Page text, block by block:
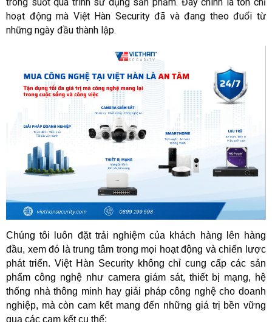
hoạt động mà Việt Hàn Security đã và đang theo đuổi từ
những ngày đầu thành lập.
Chúng tôi luôn đặt trải nghiệm của khách hàng lên hàng
đầu, xem đó là trung tâm trong mọi hoạt động và chiến lược
phát triển. Việt Hàn Security không chỉ cung cấp các sản
phẩm công nghệ như camera giám sát, thiết bị mạng, hệ
thống nhà thông minh hay giải pháp công nghệ cho doanh
nghiệp, mà còn cam kết mang đến những giá trị bền vững
qua các cam kết cụ thể: